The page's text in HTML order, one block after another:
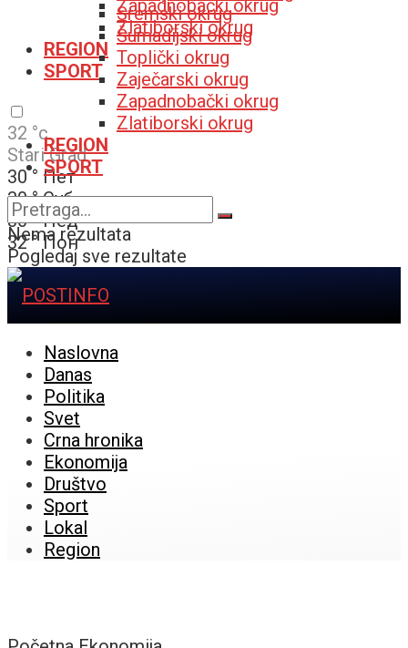
Zapadnobački okrug
Zlatiborski okrug
REGION
SPORT
32 °c
Stari Grad
30 ° Пет
30 ° Суб
30 ° Нед
32 ° Пон
Sremski okrug
Šumadijski okrug
Toplički okrug
Zaječarski okrug
Zapadnobački okrug
Zlatiborski okrug
REGION
SPORT
Nema rezultata
Pogledaj sve rezultate
Naslovna
Danas
Politika
Svet
Crna hronika
Ekonomija
Društvo
Sport
Lokal
Region